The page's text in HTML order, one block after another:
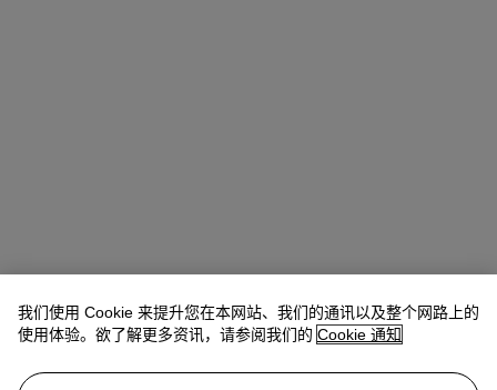
我们使用 Cookie 来提升您在本网站、我们的通讯以及整个网路上的
使用体验。欲了解更多资讯，请参阅我们的 Cookie 通知